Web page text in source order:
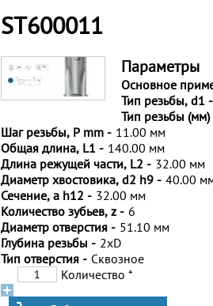
ST600011
Параметры
Основное
Тип резьбы, d1 -
Тип резьбы (мм)
Шаг резьбы, P mm - 11.00 мм
Общая длина, L1 - 140.00 мм
Длина режущей части, L2 - 32.00 мм
Диаметр хвостовика, d2 h9 - 40.00
Сечение, a h12 - 32.00 мм
Количество зубьев, z - 6
Диаметр отверстия - 51.10 мм
Глубина резьбы - 2xD
Тип отверстия - Сквозное
Количество *